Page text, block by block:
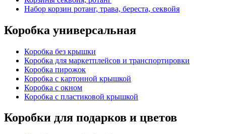
Набор корзин ротанг, трава, береста, секвойя
Коробка универсальная
Коробка без крышки
Коробка для маркетплейсов и транспортировки
Коробка пирожок
Коробка с картонной крышкой
Коробка с окном
Коробка с пластиковой крышкой
Коробки для подарков и цветов